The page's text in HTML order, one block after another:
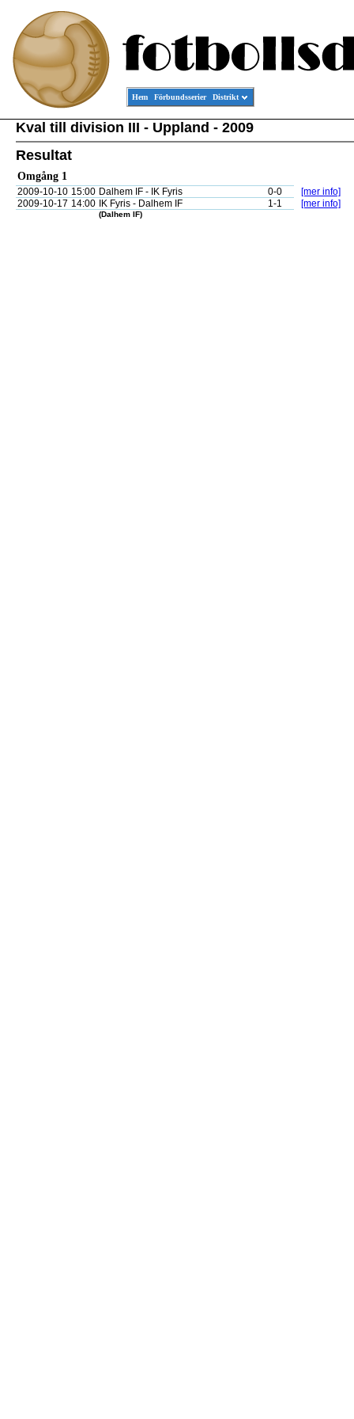
Hem Förbundsserier Distrikt
Kval till division III - Uppland - 2009
Resultat
Omgång 1
2009-10-10 15:00 Dalhem IF - IK Fyris 0-0
[mer info]
2009-10-17 14:00 IK Fyris - Dalhem IF 1-1 [mer info]
(Dalhem IF)